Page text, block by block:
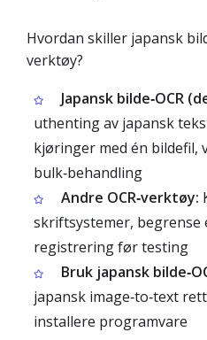
Hvordan skiller japansk
verktøy?
Japansk bilde‑OCR
uthenting av japansk
kjøringer med én bildefil,
bulk‑behandling
Andre OCR‑verktøy:
skriftsystemer, begrense
registrering før testing
Bruk japansk
japansk image‑to‑text
installere programvare